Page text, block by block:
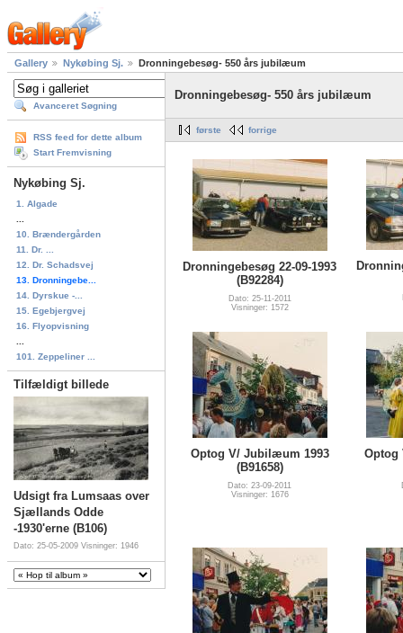
Gallery Nykøbing Sj. Dronningebesøg- 550 års jubilæum
Avanceret Søgning
RSS feed for dette album
Start Fremvisning
Nykøbing Sj.
1. Algade
10. Brændergården
11. Dr. ...
12. Dr. Schadsvej
13. Dronningebe...
14. Dyrskue -...
15. Egebjergvej
16. Flyopvisning
101. Zeppeliner ...
Tilfældigt billede
Udsigt fra Lumsaas over
Sjællands Odde
-1930'erne (B106)
Dato: 25-05-2009 Visninger: 1946
Dronningebesøg- 550 års jubilæum
første forrige
Dronningebesøg 22-09-1993
(B92284)
Dato: 25-11-2011
Visninger: 1572
Optog V/ Jubilæum 1993
(B91658)
Dato: 23-09-2011
Visninger: 1676
Optog